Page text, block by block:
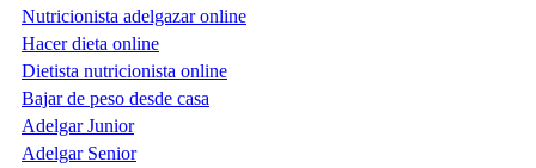
Nutricionista adelgazar online
Hacer dieta online
Dietista nutricionista online
Bajar de peso desde casa
Adelgar Junior
Adelgar Senior